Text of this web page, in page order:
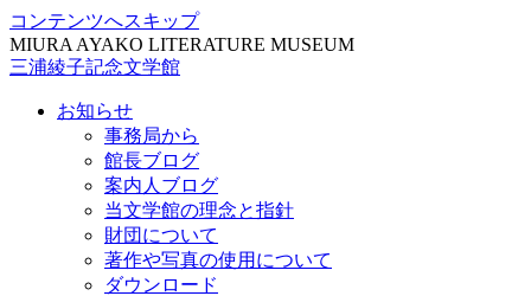
コンテンツへスキップ
MIURA AYAKO LITERATURE MUSEUM
三浦綾子記念文学館
お知らせ
事務局から
館長ブログ
案内人ブログ
当文学館の理念と指針
財団について
著作や写真の使用について
ダウンロード